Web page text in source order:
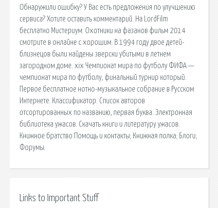
Обнаружили ошибку? У Вас есть предложения по улучшению
сервиса? Хотите оставить комментарий. На LordFilm
бесплатно Мистериум: Охотники на фазанов фильм 2014
смотрите в онлайне с хорошим. В 1994 году двое детей-
близнецов были найдены зверски убитыми в летнем
загородном доме. xix Чемпионат мира по футболу ФИФА —
чемпионат мира по футболу, финальный турнир который.
Первое бесплатное нотно-музыкальное собрание в Русском
Интернете. Классификатор. Список авторов
отсортированных по названию, первая буква. Электронная
библиотека ужасов. Скачать книги и литературу ужасов.
Книжное братство Помощь и контакты; Книжная полка; Блоги;
Форумы.
Links to Important Stuff